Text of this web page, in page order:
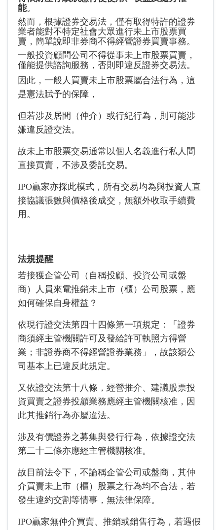
能。
然而，根據證券交易法，僅有取得特許的證券
業者能對不特定社會大眾進行未上市股票買
賣，簡單說即非券商不得經營證券買賣事務。
一般投資顧問公司不得從事未上市股票買賣，
僅能提供諮詢服務，否則即違反證券交易法。
因此，一般人買賣未上市股票屬合法行為，這
是憲法賦予的保障，
但若涉及居間（仲介）或行紀行為，則可能涉
嫌違反證交法。
故未上市股票交易通常以個人名義進行私人間
直接買賣，不涉及委託交易。
IPO贏家亦採此模式，所有交易均為與投資人直
接協議張數與價格後成交，無額外收取手續費
用。
法規提醒
若接獲企管公司（自稱投顧、投資公司或盤
商）人員來電推銷未上市（櫃）公司股票，應
如何確保自身權益？
依現行證交法第四十四條第一項規定：「證券
商須經主管機關許可及發給許可執照方得營
業；非證券商不得經營證券業務」，故該類公
司基本上已違反此規定。
又依證交法第十八條，經營推介、建議股票投
資買賣之證券投顧業務應經主管機關核准，因
此其推銷行為亦屬違法。
涉及有價證券之募集與發行行為，依據證交法
第二十二條亦應經主管機關核准。
故目前法令下，不論稱企管公司或盤商，其仲
介買賣未上市（櫃）股票之行為均不合法，若
發生違約交割等情事，無法律保障。
IPO贏家無仲介買賣、推銷或銷售行為，若遇假